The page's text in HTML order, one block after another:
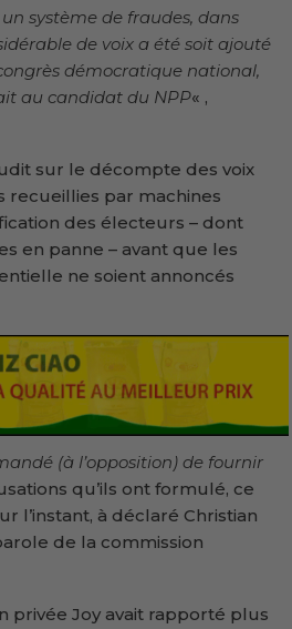
système de fraudes, dans
de voix a été soit ajouté
démocratique national,
au candidat du NPP« ,
sur le décompte des voix
recueillies par machines
des électeurs – dont
en panne – avant que les
ne soient annoncés
(à l’opposition) de fournir
qu’ils ont formulé, ce
l’instant, à déclaré Christian
de la commission
privée Joy avait rapporté plus